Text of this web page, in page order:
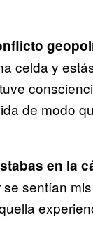
celda y
de modo
en la
sentían mis